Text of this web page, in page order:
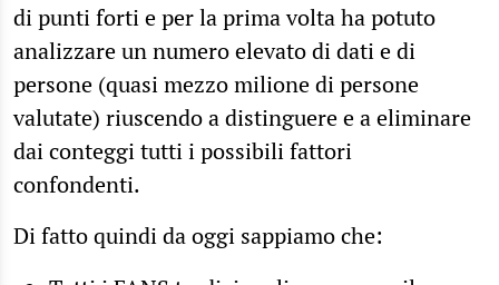
di punti forti e per la prima volta ha potuto
analizzare un numero elevato di dati e di
persone (quasi mezzo milione di persone
valutate) riuscendo a distinguere e a eliminare
dai conteggi tutti i possibili fattori
confondenti.
Di fatto quindi da oggi sappiamo che: